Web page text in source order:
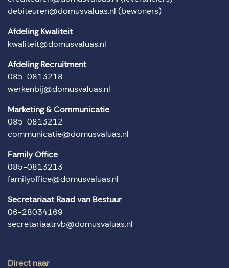
debiteuren@domusvaluas.nl (bewoners)
Afdeling Kwaliteit
kwaliteit@domusvaluas.nl
Afdeling Recruitment
085-0813218
werkenbij@domusvaluas.nl
Marketing & Communicatie
085-0813212
communicatie@domusvaluas.nl
Family Office
085-0813213
familyoffice@domusvaluas.nl
Secretariaat Raad van Bestuur
06-28034169
secretariaatrvb@domusvaluas.nl
Direct naar